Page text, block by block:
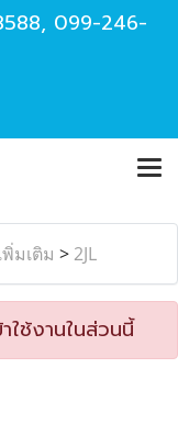
, 099-246-
มเติม > 2JL
ใช้งานในส่วนนี้